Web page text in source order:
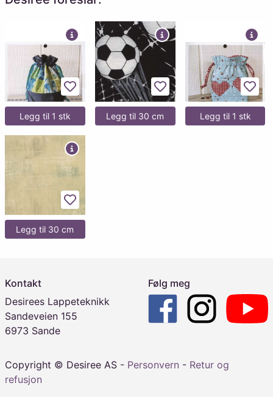
Legg til favoritter
Legg til 1 stk
Legg til favoritter
Legg til 30 cm Legg til 1 stk
Legg til favoritter
Legg til 30 cm
Kontakt
Desirees Lappeteknikk
Sandeveien 155
6973 Sande
Følg meg
Copyright © Desiree AS - Personvern - Retur og
refusjon